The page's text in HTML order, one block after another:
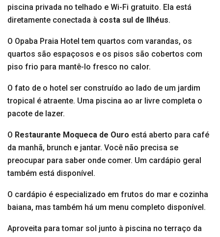
piscina privada no telhado e Wi-Fi gratuito. Ela está
diretamente conectada à costa sul de Ilhéus.
O Opaba Praia Hotel tem quartos com varandas, os
quartos são espaçosos e os pisos são cobertos com
piso frio para mantê-lo fresco no calor.
O fato de o hotel ser construído ao lado de um jardim
tropical é atraente. Uma piscina ao ar livre completa o
pacote de lazer.
O Restaurante Moqueca de Ouro está aberto para café
da manhã, brunch e jantar. Você não precisa se
preocupar para saber onde comer. Um cardápio geral
também está disponível.
O cardápio é especializado em frutos do mar e cozinha
baiana, mas também há um menu completo disponível.
Aproveita para tomar sol junto à piscina no terraço da